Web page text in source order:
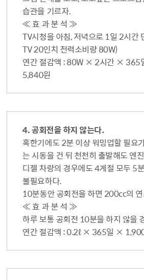
습관을 기르자.
≪ 효 과 분 석 ≫
TV시청을 아침, 저녁으로 1일 2시간
TV 20인치 전력소비량 80W)
연간 절감액 : 80W × 2시간 ×
5,840원
4. 공회전을 하지 않는다.
혹한기에도 2분 이상 워밍업할 필요
는 시동을 건 뒤 천천히 출발해도 엔
디젤 차량의 경우에도 4계절 모두 5
불필요하다.
10분동안 공회전을 하면 200cc의
≪ 효 과 분 석 ≫
하루 보통 공회전 10분을 하지 않을
연간 절감액 : 0.2ℓ × 365일 ×